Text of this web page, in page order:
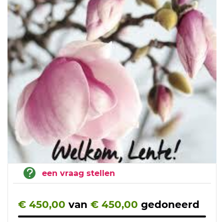
een vraag stellen
€ 450,00 van € 450,00 gedoneerd